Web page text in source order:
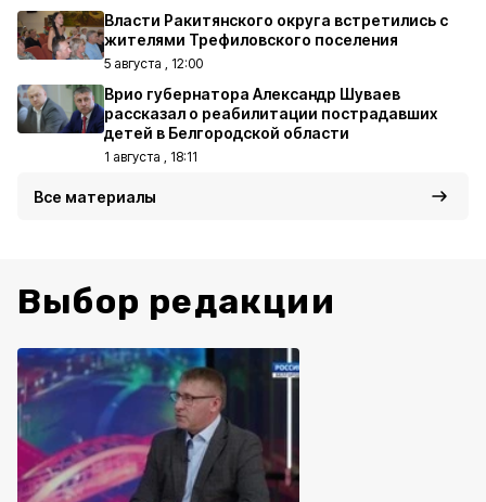
Власти Ракитянского округа встретились с
жителями Трефиловского поселения
5 августа , 12:00
Врио губернатора Александр Шуваев
рассказал о реабилитации пострадавших
детей в Белгородской области
1 августа , 18:11
Все материалы
Выбор редакции